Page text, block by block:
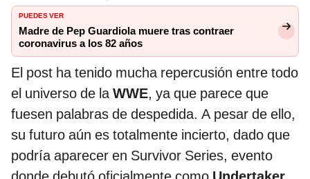
PUEDES VER
Madre de Pep Guardiola muere tras contraer
coronavirus a los 82 años
El post ha tenido mucha repercusión entre todo
el universo de laWWE, ya que parece que
fuesen palabras de despedida. A pesar de ello,
su futuro aún es totalmente incierto, dado que
podría aparecer en Survivor Series, evento